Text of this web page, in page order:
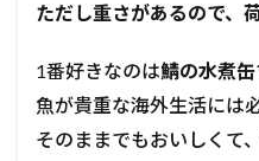
ただし重さがあるので、
1番好きなのは鯖の水煮缶
魚が貴重な海外生活には
そのままでもおいしくて